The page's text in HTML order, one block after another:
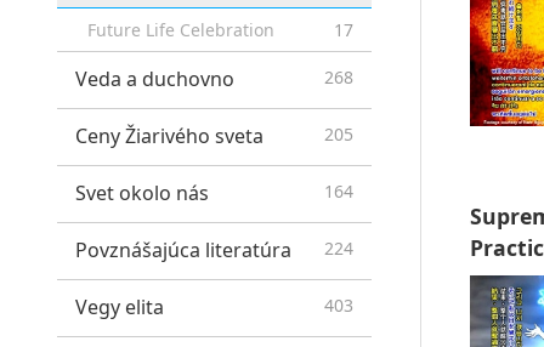
Future Life Celebration 17
Veda a duchovno 268
Ceny Žiarivého sveta 205
Svet okolo nás 164
Povznášajúca literatúra 224
Vegy elita 403